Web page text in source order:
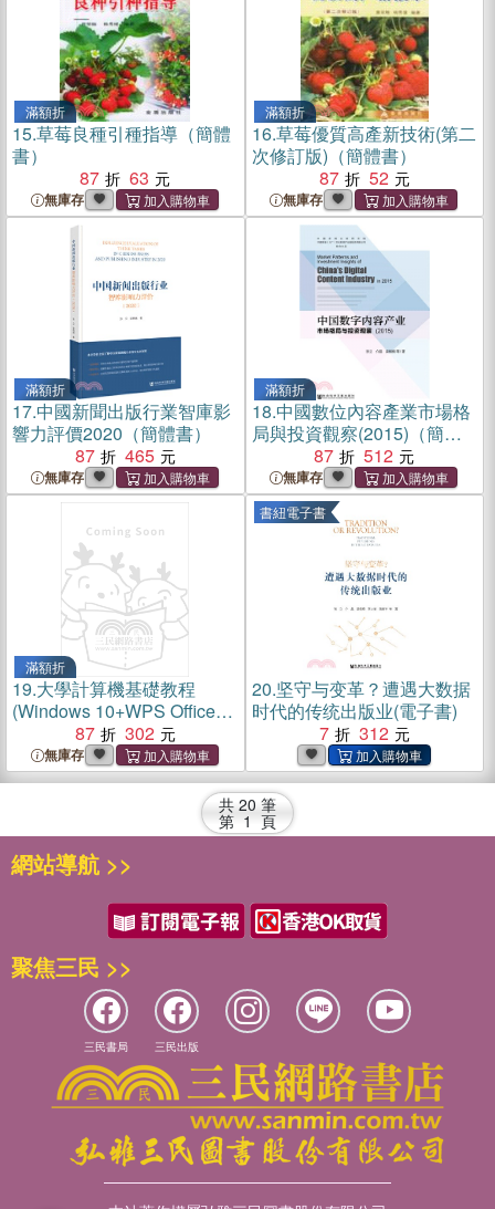
滿額折
15.草莓良種引種指導（簡體
書）
87
63
無庫存
滿額折
16.草莓優質高產新技術(第二
次修訂版)（簡體書）
87
52
無庫存
滿額折
17.中國新聞出版行業智庫影
響力評價2020（簡體書）
87
465
無庫存
滿額折
18.中國數位內容產業市場格
局與投資觀察(2015)（簡體
87 512
無庫存
滿額折
19.大學計算機基礎教程
(Windows 10+WPS Office)
（簡體書）
87 302
無庫存
書紐電子書
20.坚守与变革？遭遇大数据
时代的传统出版业(電子書)
7
312
共 20 筆
第 1 頁
網站導航 >>
聚焦三民 >>
三民書局 三民出版